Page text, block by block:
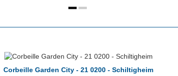
Corbeille Garden City - 21 0200 - Schiltigheim